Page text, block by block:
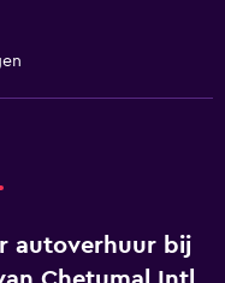
autoverhuur bij